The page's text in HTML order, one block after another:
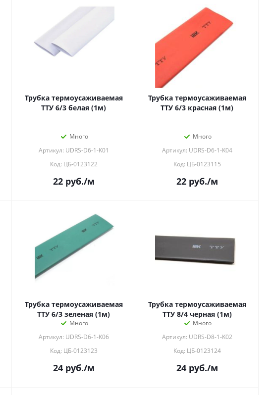
Трубка термоусаживаемая
ТТУ 6/3 белая (1м)
Много
Артикул: UDRS-D6-1-K01
Код: ЦБ-0123122
22руб./м
Трубка термоусаживаемая
ТТУ 6/3 красная (1м)
Много
Артикул: UDRS-D6-1-K04
Код: ЦБ-0123115
22руб./м
Трубка термоусаживаемая
ТТУ 6/3 зеленая (1м)
Много
Артикул: UDRS-D6-1-K06
Код: ЦБ-0123123
24руб./м
Трубка термоусаживаемая
ТТУ 8/4 черная (1м)
Много
Артикул: UDRS-D8-1-K02
Код: ЦБ-0123124
24руб./м